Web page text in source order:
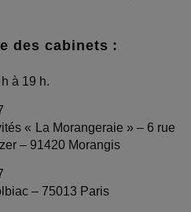
des cabinets :
à 19 h.
« La Morangeraie » – 6 rue
– 91420 Morangis
– 75013 Paris